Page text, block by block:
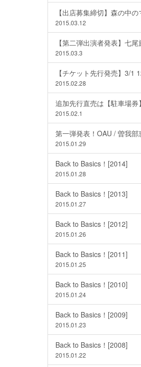
【出店募集締切】森の中
2015.03.12
【第二弾出演者発表】七
2015.03.3
【チケット先行発売】3/1
2015.02.28
追加先行直売は【駐車場
2015.02.1
第一弾発表！OAU / 曽我
2015.01.29
Back to Basics！[2014]
2015.01.28
Back to Basics！[2013]
2015.01.27
Back to Basics！[2012]
2015.01.26
Back to Basics！[2011]
2015.01.25
Back to Basics！[2010]
2015.01.24
Back to Basics！[2009]
2015.01.23
Back to Basics！[2008]
2015.01.22